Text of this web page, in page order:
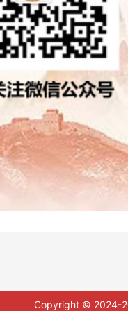
Copyright © 2024-